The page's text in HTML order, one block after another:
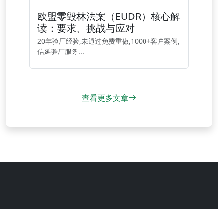
欧盟零毁林法案（EUDR）核心解
读：要求、挑战与应对
20年验厂经验,未通过免费重做,1000+客户案例,
信延验厂服务...
查看更多文章